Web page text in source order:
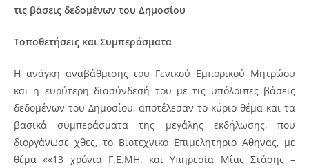
τις βάσεις δεδομένων του Δημοσίου
Τοποθετήσεις και Συμπεράσματα
Η ανάγκη αναβάθμισης του Γενικού Εμπορικού Μητρώου
και η ευρύτερη διασύνδεσή του με τις υπόλοιπες βάσεις
δεδομένων του Δημοσίου, αποτέλεσαν το κύριο θέμα και τα
βασικά συμπεράσματα της μεγάλης εκδήλωσης, που
διοργάνωσε χθες, το Βιοτεχνικό Επιμελητήριο Αθήνας, με
θέμα ««13 χρόνια Γ.Ε.ΜΗ. και Υπηρεσία Μίας Στάσης –